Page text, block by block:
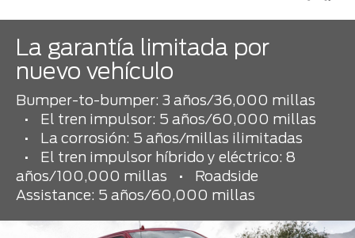
La garantía limitada por
nuevo vehículo
Bumper-to-bumper: 3 años/36,000 millas
•
El tren impulsor: 5 años/60,000 millas
•
La corrosión: 5 años/millas ilimitadas
•
El tren impulsor híbrido y eléctrico: 8
años/100,000 millas
•
Roadside
Assistance: 5 años/60,000 millas